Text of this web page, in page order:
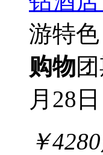
游特色
购物
月28
￥4280